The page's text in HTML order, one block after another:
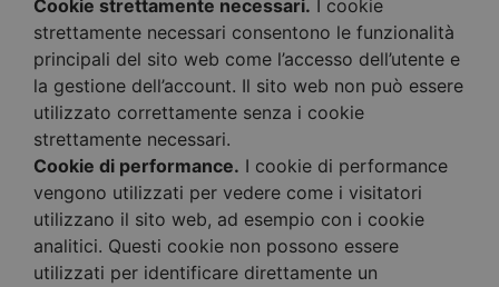
Cookie strettamente necessari. I cookie
strettamente necessari consentono le funzionalità
principali del sito web come l’accesso dell’utente e
la gestione dell’account. Il sito web non può essere
utilizzato correttamente senza i cookie
strettamente necessari.
Cookie di performance. I cookie di performance
vengono utilizzati per vedere come i visitatori
utilizzano il sito web, ad esempio con i cookie
analitici. Questi cookie non possono essere
utilizzati per identificare direttamente un